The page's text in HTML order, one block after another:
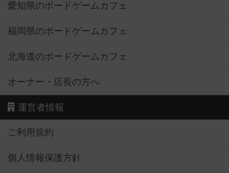
愛知県のボードゲームカフェ
福岡県のボードゲームカフェ
北海道のボードゲームカフェ
オーナー・店長の方へ
運営者情報
ご利用規約
個人情報保護方針